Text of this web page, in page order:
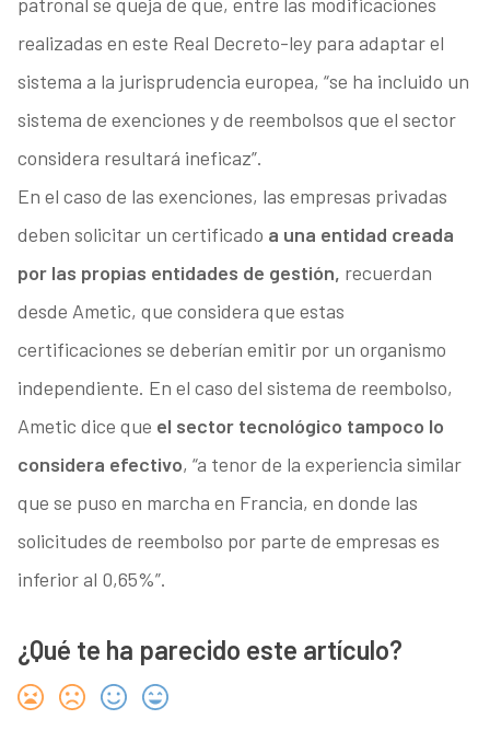
realizadas en este Real Decreto-ley para adaptar el
sistema a la jurisprudencia europea, “se ha incluido un
sistema de exenciones y de reembolsos que el sector
considera resultará ineficaz”.
En el caso de las exenciones, las empresas privadas
deben solicitar un certificado a una entidad creada
por las propias entidades de gestión, recuerdan
desde Ametic, que considera que estas
certificaciones se deberían emitir por un organismo
independiente. En el caso del sistema de reembolso,
Ametic dice que el sector tecnológico tampoco lo
considera efectivo, “a tenor de la experiencia similar
que se puso en marcha en Francia, en donde las
solicitudes de reembolso por parte de empresas es
inferior al 0,65%”.
¿Qué te ha parecido este artículo?